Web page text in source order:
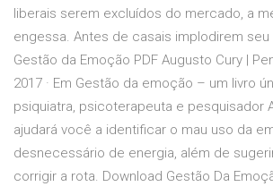
liberais serem excluídos do mercado, a
engessa. Antes de casais implodirem seu
Gestão da Emoção PDF Augusto Cury |
2017 · Em Gestão da emoção – um livro
psiquiatra, psicoterapeuta e pesquisador
ajudará você a identificar o mau uso da
desnecessário de energia, além de
corrigir a rota. Download Gestão Da